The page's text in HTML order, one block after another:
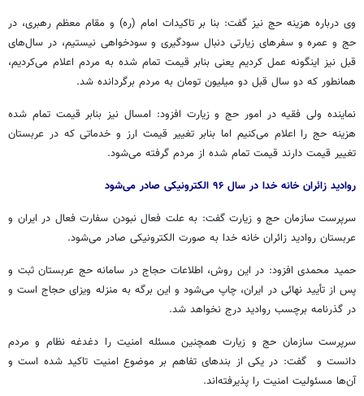
وی درباره هزینه حج نیز گفت: بنا بر تاکیدات امام (ره) و مقام معظم رهبری، در
حج و عمره و سفرهای زیارتی دنبال سودگیری و سودخواهی نیستیم، در سال‌های
قبل نیز اینگونه عمل کردیم یعنی بنابر قیمت تمام شده به مردم اعلام می‌کردیم،
همانطور که دو سال قبل دو میلیون تومان به مردم برگردانده شد.
نماینده ولی فقیه در امور حج و زیارت افزود: امسال نیز بنابر قیمت تمام شده
هزینه حج را اعلام می‌کنیم اما بنابر تغییر قیمت ارز و خدماتی که در عربستان
تغییر قیمت دارند قیمت تمام شده از مردم گرفته می‌شود.
روادید زائران خانه خدا در سال ۹۶ الکترونیکی صادر می‌شود
سرپرست سازمان حج و زیارت گفت: به علت فعال نبودن سفارت فعال در ایران و
عربستان روادید زائران خانه خدا به صورت الکترونیکی صادر می‌شود.
حمید محمدی افزود: در این روش، اطلاعات حجاج در سامانه حج عربستان ثبت و
پس از تأیید نهائی در ایران، چاپ می‌شود و این برگه به منزله ویزای حجاج است و
در گذرنامه برچسب روادید درج نخواهد شد.
سرپرست سازمان حج و زیارت همچنین مسئله امنیت را دغدغه نظام و مردم
دانست و گفت: در یکی از بندهای تفاهم بر موضوع امنیت تاکید شده است و
آن‌ها مسئولیت امنیت را پذیرفته‌اند.